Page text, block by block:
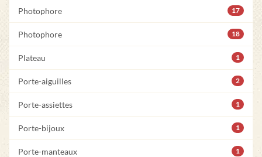
Photophore 17
Photophore 18
Plateau 1
Porte-aiguilles 2
Porte-assiettes 1
Porte-bijoux 1
Porte-manteaux 1